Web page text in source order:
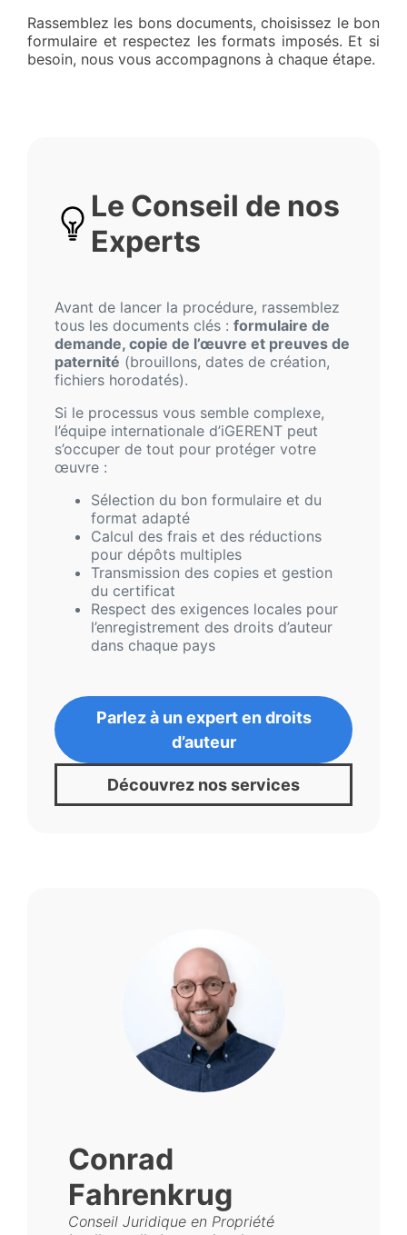
Rassemblez les bons documents, choisissez le bon
formulaire et respectez les formats imposés. Et si
besoin, nous vous accompagnons à chaque étape.
Le Conseil de nos
Experts
Avant de lancer la procédure, rassemblez
tous les documents clés : formulaire de
demande, copie de l’œuvre et preuves de
paternité (brouillons, dates de création,
fichiers horodatés).
Si le processus vous semble complexe,
l’équipe internationale d’iGERENT peut
s’occuper de tout pour protéger votre
œuvre :
Sélection du bon formulaire et du
format adapté
Calcul des frais et des réductions
pour dépôts multiples
Transmission des copies et gestion
du certificat
Respect des exigences locales pour
l’enregistrement des droits d’auteur
dans chaque pays
Parlez à un expert en droits
d’auteur
Découvrez nos services
Conrad
Fahrenkrug
Conseil Juridique en Propriété